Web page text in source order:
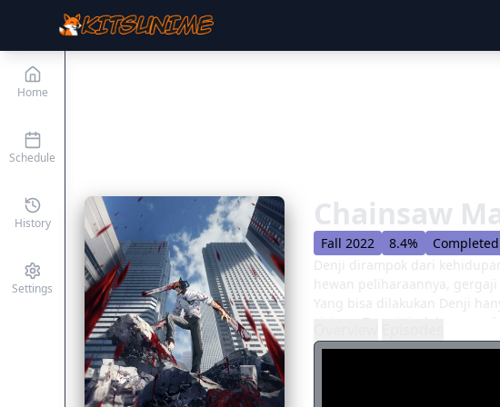
Home
Schedule
History
Settings
Chainsaw
Fall 2022 8.4%
Completed
Denji dirampok dari
hewan peliharaannya,
Yang bisa dilakukan Denji
sisinya. Tetapi tindakan
harapan dia yang pernah